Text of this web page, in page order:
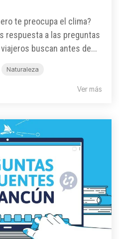
te preocupa el clima?
respuesta a las preguntas
buscan antes de...
Naturaleza
Ver más